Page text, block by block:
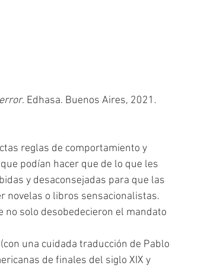
. Edhasa. Buenos Aires, 2021.
podían hacer que de lo que les
y desaconsejadas para que las
novelas o libros sensacionalistas.
solo desobedecieron el mandato
(con una cuidada traducción de Pablo
de finales del siglo XIX y